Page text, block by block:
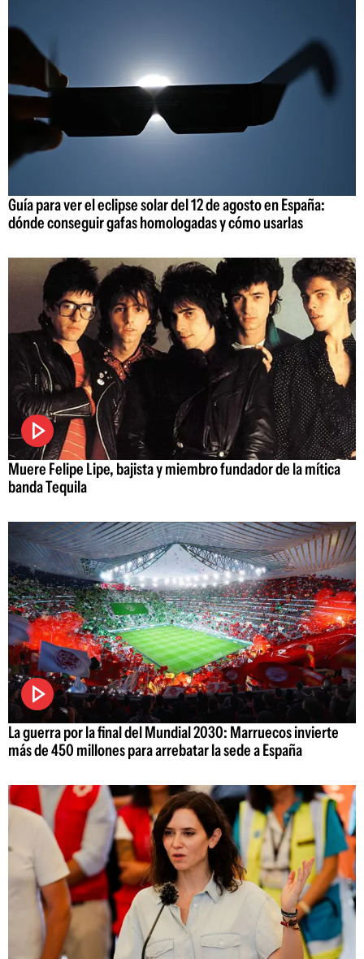
Guía para ver el eclipse solar del 12 de agosto en España:
dónde conseguir gafas homologadas y cómo usarlas
Muere Felipe Lipe, bajista y miembro fundador de la mítica
banda Tequila
La guerra por la final del Mundial 2030: Marruecos invierte
más de 450 millones para arrebatar la sede a España